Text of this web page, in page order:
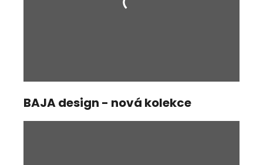
BAJA design - nová kolekce